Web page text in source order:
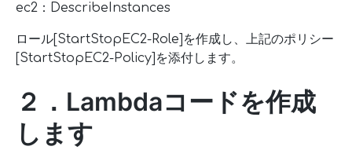
ec2：DescribeInstances
ロール[StartStopEC2-Role]を作成し、上記のポリシー
[StartStopEC2-Policy]を添付します。
２．Lambdaコードを作成
します